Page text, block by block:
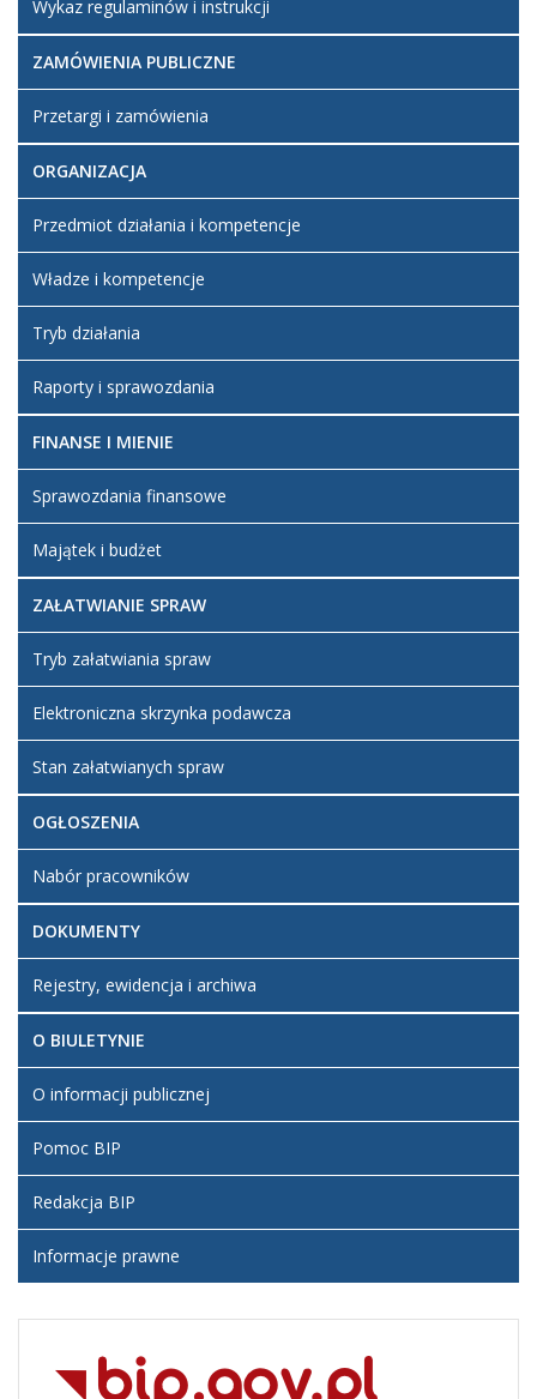
Wykaz regulaminów i instrukcji
ZAMÓWIENIA PUBLICZNE
Przetargi i zamówienia
ORGANIZACJA
Przedmiot działania i kompetencje
Władze i kompetencje
Tryb działania
Raporty i sprawozdania
FINANSE I MIENIE
Sprawozdania finansowe
Majątek i budżet
ZAŁATWIANIE SPRAW
Tryb załatwiania spraw
Elektroniczna skrzynka podawcza
Stan załatwianych spraw
OGŁOSZENIA
Nabór pracowników
DOKUMENTY
Rejestry, ewidencja i archiwa
O BIULETYNIE
O informacji publicznej
Pomoc BIP
Redakcja BIP
Informacje prawne